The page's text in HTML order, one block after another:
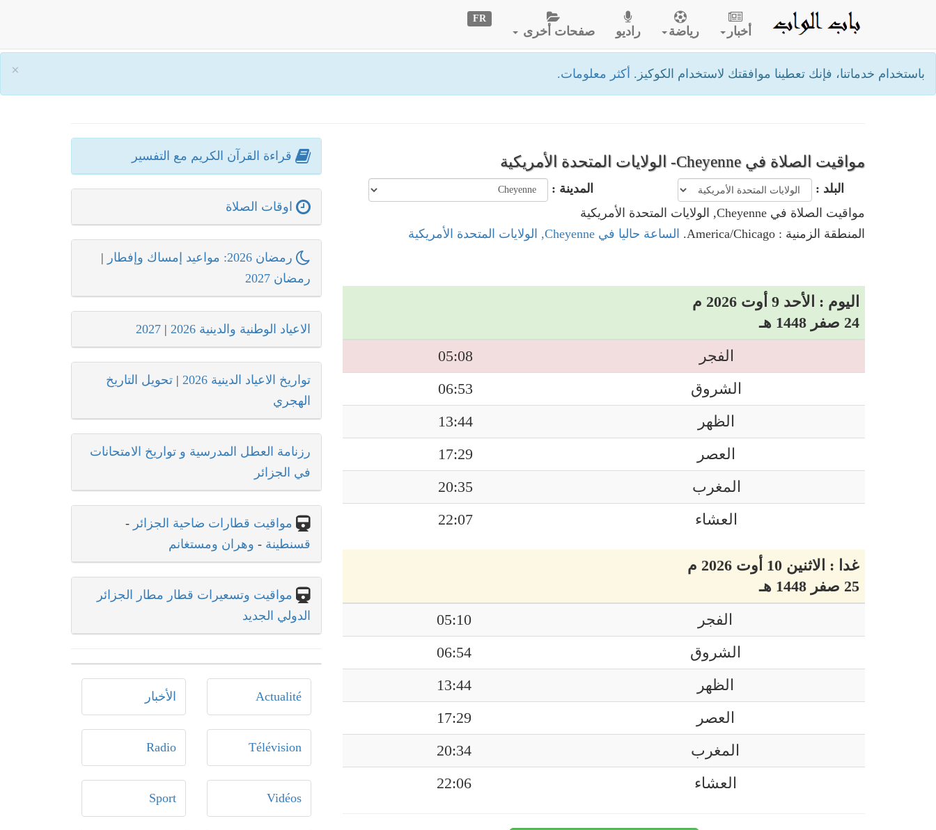
× باستخدام خدماتنا، فإنك تعطينا موافقتك لاستخدام الكوكيز. أكثر معلومات.
أخبار رياضة راديو صفحات أخرى
FR
مواقيت الصلاة في Cheyenne- الولايات المتحدة الأمريكية
البلد :
المدينة :
مواقيت الصلاة في Cheyenne, الولايات المتحدة الأمريكية
المنطقة الزمنية : America/Chicago.
الساعة حاليا في Cheyenne, الولايات المتحدة الأمريكية
اليوم : الأحد 9 أوت 2026 م
24 صفر 1448 هـ
الفجر
05:08
الشروق
06:53
الظهر
13:44
العصر
17:29
المغرب
20:35
العشاء
22:07
غدا : الاثنين 10 أوت 2026 م
25 صفر 1448 هـ
الفجر
05:10
الشروق
06:54
الظهر
13:44
العصر
17:29
المغرب
20:34
العشاء
22:06
قراءة القرآن الكريم مع التفسير
اوقات الصلاة
رمضان 2026: مواعيد إمساك وإفطار
|
رمضان 2027
الاعياد الوطنية والدينية 2026 |
2027
تواريخ الاعياد الدينية 2026 | تحويل التاريخ
الهجري
رزنامة العطل المدرسية و تواريخ الامتحانات
في الجزائر
مواقيت قطارات ضاحية الجزائر -
قسنطينة - وهران ومستغانم
مواقيت وتسعيرات قطار مطار الجزائر
الدولي الجديد
Actualité الأخبار
Télévision
Radio
Vidéos
Sport